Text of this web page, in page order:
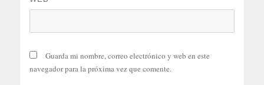
Guarda mi nombre, correo electrónico y web en este
navegador para la próxima vez que comente.